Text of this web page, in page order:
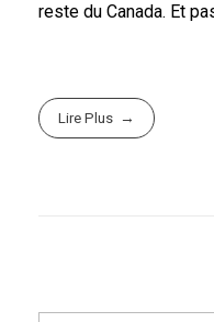
reste du Canada. Et
Lire Plus